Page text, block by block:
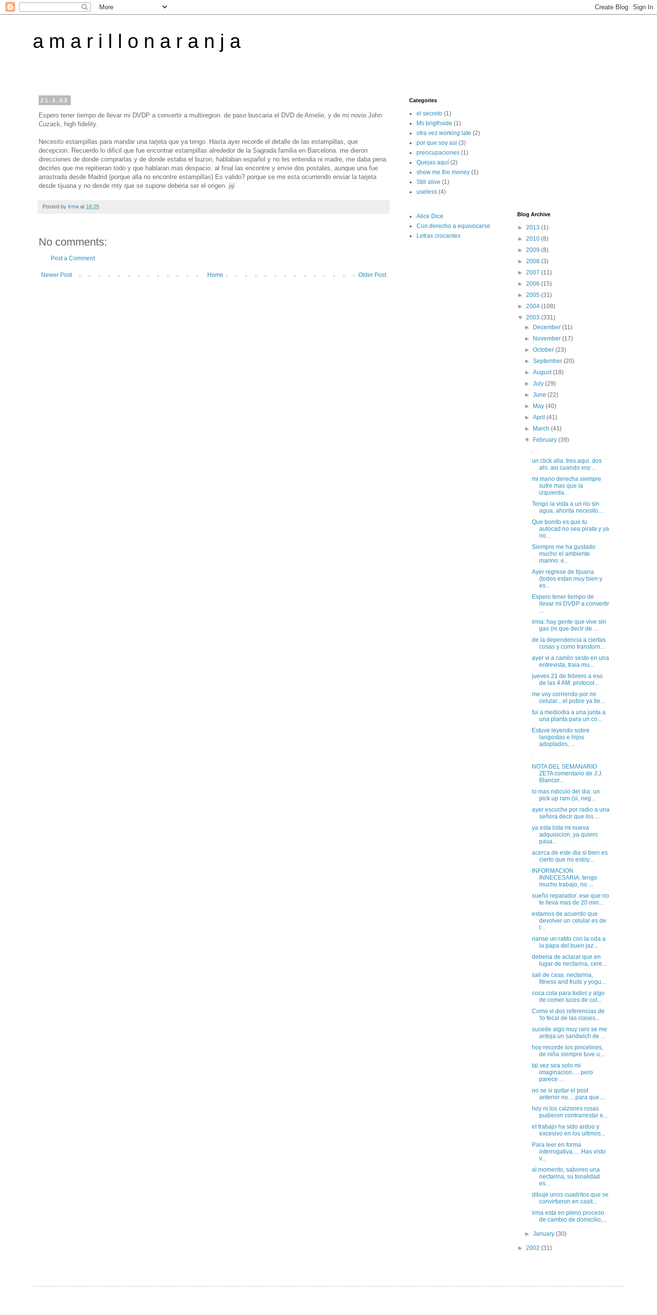
a m a r i l l o n a r a n j a
21.2.03
Espero tener tiempo de llevar mi DVDP a convertir a multiregion. de paso buscaria el DVD de Amelie, y de mi novio John
Cuzack, high fidelity.
Necesito estampillas para mandar una tarjeta que ya tengo. Hasta ayer recorde el detalle de las estampillas, que
decepcion. Recuerdo lo dificil que fue encontrar estampillas alrededor de la Sagrada familia en Barcelona. me dieron
direcciones de donde comprarlas y de donde estaba el buzon, hablaban español y no les entendia ni madre, me daba pena
decirles que me repitieran todo y que hablaran mas despacio. al final las encontre y envie dos postales, aunque una fue
arrastrada desde Madrid (porque alla no encontre estampillas) Es valido? porque se me esta ocurriendo enviar la tarjeta
desde tijuana y no desde mty que se supone deberia ser el origen. jiji
Posted by Irma at 16:25
No comments:
Post a Comment
Newer Post Older Post
Home
Categories
el secreto (1)
Ms brigthside (1)
otra vez working late (2)
por que soy asi (3)
preocupaciones (1)
Quejas aquí (2)
show me the money (1)
Still alive (1)
useless (4)
Alice Dice
Con derecho a equivocarse
Letras crocantes
Blog Archive
► 2013 (1)
► 2010 (8)
► 2009 (8)
► 2008 (3)
► 2007 (11)
► 2006 (15)
► 2005 (31)
► 2004 (108)
▼ 2003 (331)
►
December(11)
►
November(17)
►October(23)
►September(20)
►August(18)
►July(29)
►June(22)
►
May(40)
►April(41)
►
March(41)
▼
February(39)
.
un click alla. tres aqui. dos
ahi. asi cuando voy ...
mi mano derecha siempre
sufre mas que la
izquierda...
Tengo la vista a un rio sin
agua, ahorita necesito...
Que bonito es que tu
autocad no sea pirata y ya
no...
Siempre me ha gustado
mucho el ambiente
marino: e...
Ayer regrese de tijuana
(todos estan muy bien y
es...
Espero tener tiempo de
llevar mi DVDP a convertir
...
irma: hay gente que vive sin
gas (ni que decir de ...
de la dependencia a ciertas
cosas y como transtorn...
ayer vi a camilo sesto en una
entrevista, traia mu...
jueves 21 de febrero a eso
de las 4 AM: protocol...
me voy corriendo por mi
celular....el pobre ya tie...
fui a mediodia a una junta a
una planta para un co...
Estuve leyendo sobre
langostas e hijos
adoptados, ...
.
NOTA DEL SEMANARIO
ZETA comentario de J.J.
Blancor...
lo mas ridiculo del dia: un
pick up ram (si, neg...
ayer escuche por radio a una
señora decir que los ...
ya esta lista mi nueva
adquisicion, ya quiero
pasa...
acerca de este dia si bien es
cierto que no estoy...
INFORMACION
INNECESARIA: tengo
mucho trabajo, no ...
sueño reparador: ese que no
te lleva mas de 20 min...
estamos de acuerdo que
devolver un celular es de
l...
rianse un ratito con la oda a
la papa del buen jaz...
deberia de aclarar que en
lugar de nectarina, cere...
sali de casa. nectarina,
fitness and fruits y yogu...
coca cola para todos y algo
de comer luces de col...
Como vi dos referencias de
'lo fecal de las clases...
sucede algo muy raro se me
antoja un sandwich de ...
hoy recorde los pincelines,
de niña siempre tuve u...
tal vez sea solo mi
imaginacion..... pero
parece ...
no se si quitar el post
anterior no.....para que....
hoy ni los calzones rosas
pudieron contrarrestar e...
el trabajo ha sido arduo y
excesivo en los ultimos...
Para leer en forma
interrogativa..... Has visto
v...
al momento, saboreo una
nectarina, su tonalidad
es...
dibuje unos cuadritos que se
convirtieron en casit...
irma esta en pleno proceso
de cambio de domicilio,...
►January(30)
► 2002 (31)